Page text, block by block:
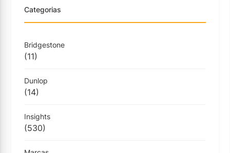
Categorias
Bridgestone
(11)
Dunlop
(14)
Insights
(530)